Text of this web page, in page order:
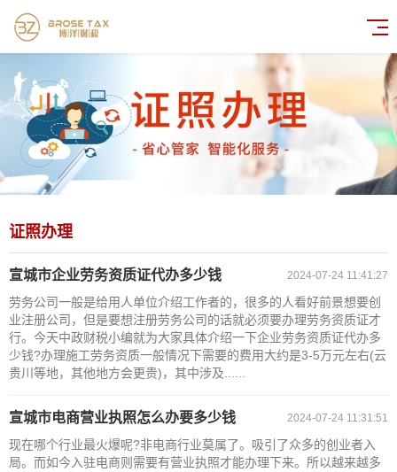
证照办理
2024-07-24 11:41:27
宣城市企业劳务资质证代办多少钱
劳务公司一般是给用人单位介绍工作者的，很多的人看好前景想要创
业注册公司，但是要想注册劳务公司的话就必须要办理劳务资质证才
行。今天中政财税小编就为大家具体介绍一下企业劳务资质证代办多
少钱?办理施工劳务资质一般情况下需要的费用大约是3-5万元左右(云
贵川等地，其他地方会更贵)，其中涉及......
2024-07-24 11:31:51
宣城市电商营业执照怎么办要多少钱
现在哪个行业最火爆呢?非电商行业莫属了。吸引了众多的创业者入
局。而如今入驻电商则需要有营业执照才能办理下来。所以越来越多